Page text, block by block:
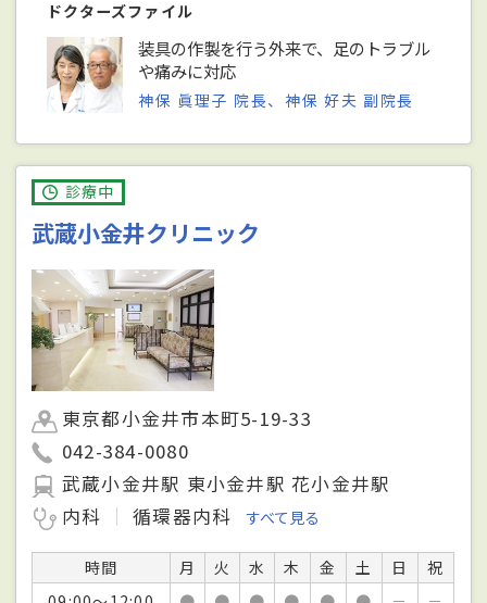
ドクターズファイル
装具の作製を行う外来で、足のトラブル
や痛みに対応
神保 眞理子 院長、神保 好夫 副院長
診療中
武蔵小金井クリニック
東京都小金井市本町5-19-33
042-384-0080
武蔵小金井駅 東小金井駅 花小金井駅
内科
循環器内科 すべて見る
時間 月 火 水 木 金 土 日
祝